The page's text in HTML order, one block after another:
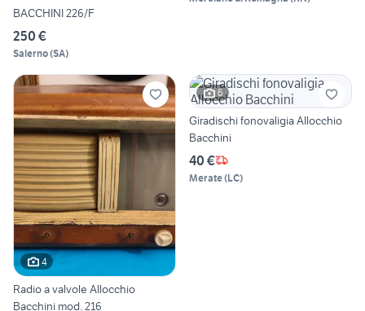
BACCHINI 226/F
250 €
Salerno(SA)
4
Radio a valvole Allocchio
Bacchini mod. 216
6
Giradischi fonovaligia Allocchio
Bacchini
40 €
Merate(LC)